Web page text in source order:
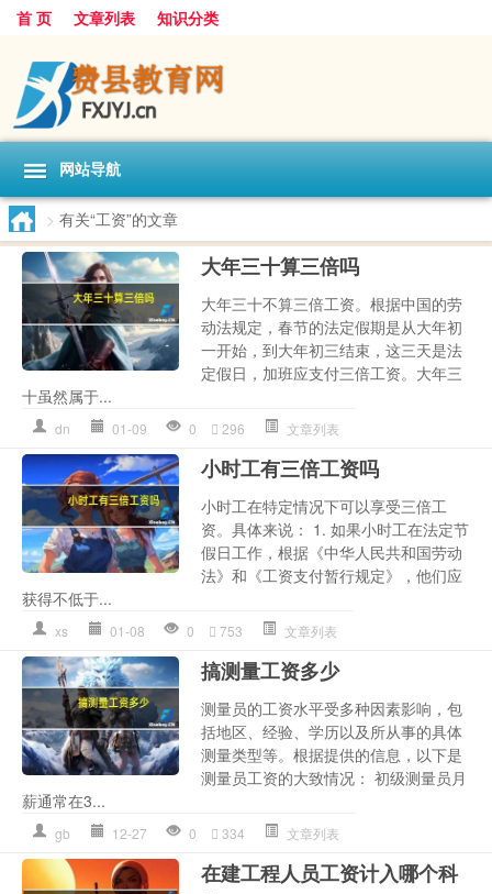
首 页 文章列表 知识分类
网站导航
> 有关“工资”的文章
大年三十算三倍吗
大年三十不算三倍工资。根据中国的劳
动法规定，春节的法定假期是从大年初
一开始，到大年初三结束，这三天是法
定假日，加班应支付三倍工资。大年三
十虽然属于...
dn 01-09 0 296 文章列表
小时工有三倍工资吗
小时工在特定情况下可以享受三倍工
资。具体来说： 1. 如果小时工在法定节
假日工作，根据《中华人民共和国劳动
法》和《工资支付暂行规定》，他们应
获得不低于...
xs 01-08 0 753 文章列表
搞测量工资多少
测量员的工资水平受多种因素影响，包
括地区、经验、学历以及所从事的具体
测量类型等。根据提供的信息，以下是
测量员工资的大致情况： 初级测量员月
薪通常在3...
gb 12-27 0 334 文章列表
在建工程人员工资计入哪个科